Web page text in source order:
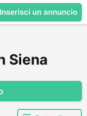
Inserisci un annuncio
Siena